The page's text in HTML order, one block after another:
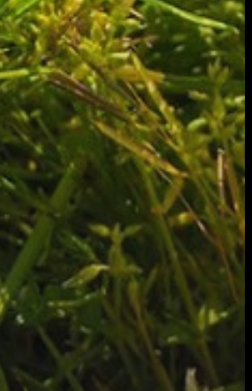
トップページ
ハイパー縁側とは
ハイパー縁側@中津
ハイパー縁側@天満橋
ハイパー縁側@淀屋橋
ハイパー縁側@中山台